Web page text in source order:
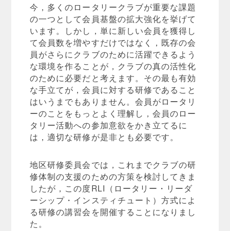
今，多くのロータリークラブが重要な課題
の一つとして会員基盤の拡大強化を挙げて
います。しかし，単に新しい会員を獲得し
て会員数を増やすだけではなく，既存の会
員がさらにクラブのために活躍できるよう
な環境を作ることが，クラブの真の活性化
のために必要だと考えます。その最も有効
な手立てが，会員に対する研修であること
はいうまでもありません。会員がロータリ
ーのことをもっとよく理解し，会員のロー
タリー活動への参加意欲をかき立てるに
は，適切な研修が是非とも必要です。
地区研修委員会では，これまでクラブの研
修体制の支援のための方策を検討してきま
したが，この度RLI（ロータリー・リーダ
ーシップ・インスティチュート）方式によ
る研修の講習会を開催することになりまし
た。